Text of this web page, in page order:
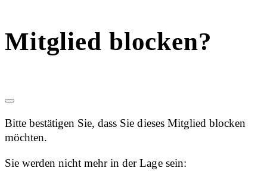
Mitglied blocken?
Bitte bestätigen Sie, dass Sie dieses Mitglied blocken
möchten.
Sie werden nicht mehr in der Lage sein: